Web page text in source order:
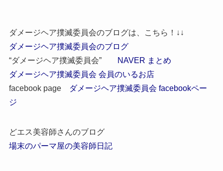
ダメージヘア撲滅委員会のブログは、こちら！↓↓
ダメージヘア撲滅委員会のブログ
“ダメージヘア撲滅委員会”
NAVER まとめ
ダメージヘア撲滅委員会 会員のいるお店
facebook page
ダメージヘア撲滅委員会 facebookペー
ジ
どエス美容師さんのブログ
場末のパーマ屋の美容師日記